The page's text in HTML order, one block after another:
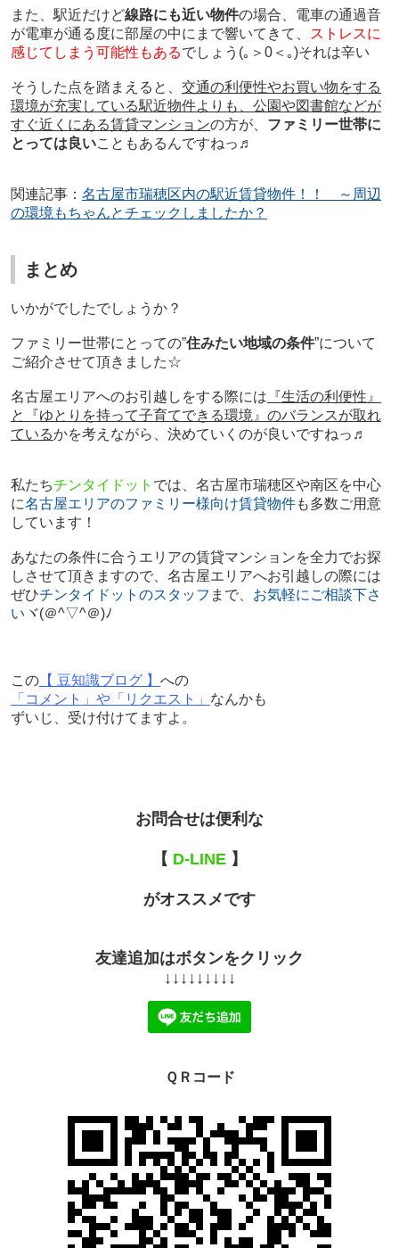
また、駅近だけど線路にも近い物件の場合、電車の通過音
が電車が通る度に部屋の中にまで響いてきて、
ストレスに
感じてしまう可能性もあるでしょう (｡＞0＜｡)それは辛い
そうした点を踏まえると、 交通の利便性やお買い物をする
環境が充実している駅近物件よりも、公園や図書館などが
すぐ近くにある賃貸マンションの方が、 ファミリー世帯に
とっては良いこともあるんですねっ♬
関連記事： 名古屋市瑞穂区内の駅近賃貸物件！！ ～周辺
の環境もちゃんとチェックしましたか？
まとめ
いかがでしたでしょうか？
ファミリー世帯にとっての”住みたい地域の条件”について
ご紹介させて頂きました☆
名古屋エリアへのお引越しをする際には 『生活の利便性』
と『ゆとりを持って子育てできる環境』のバランスが取れ
ているかを考えながら、決めていくのが良いですねっ♬
私たちチンタイドット では、名古屋市瑞穂区や南区を中心
に名古屋エリアのファミリー様向け賃貸物件も多数ご用意
しています！
あなたの条件に合うエリアの賃貸マンションを全力でお探
しさせて頂きますので、名古屋エリアへお引越しの際には
ぜひチンタイドットのスタッフ まで、 お気軽にご相談下さ
い ヾ(＠^▽^＠)ﾉ
この【 豆知識ブログ 】 への
「コメント」や「リクエスト」 なんかも
ずいじ、受け付けてますよ。
お問合せは便利な
【 D-LINE 】
がオススメです
友達追加はボタンをクリック
↓↓↓↓↓↓↓↓↓
ＱＲコード